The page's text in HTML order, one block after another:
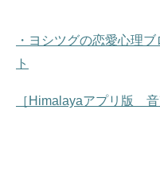
・ヨシツグの恋愛心理
ト
［Himalayaアプリ版